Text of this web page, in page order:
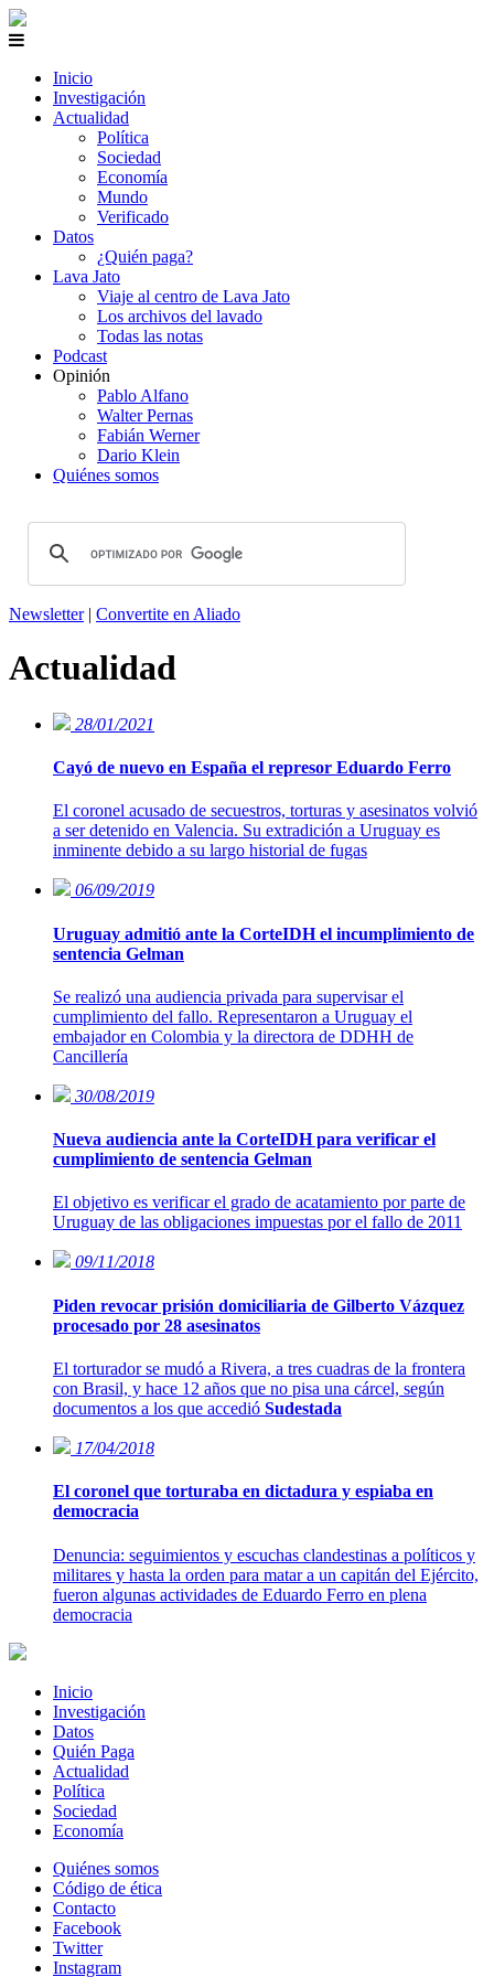
Inicio
Investigación
Actualidad
Política
Sociedad
Economía
Mundo
Verificado
Datos
¿Quién paga?
Lava Jato
Viaje al centro de Lava Jato
Los archivos del lavado
Todas las notas
Podcast
Opinión
Pablo Alfano
Walter Pernas
Fabián Werner
Dario Klein
Quiénes somos
Newsletter| Convertite en Aliado
Actualidad
28/01/2021
Cayó de nuevo en España el represor Eduardo Ferro
El coronel acusado de secuestros, torturas y asesinatos volvió
a ser detenido en Valencia. Su extradición a Uruguay es
inminente debido a su largo historial de fugas
06/09/2019
Uruguay admitió ante la CorteIDH el incumplimiento de
sentencia Gelman
Se realizó una audiencia privada para supervisar el
cumplimiento del fallo. Representaron a Uruguay el
embajador en Colombia y la directora de DDHH de
Cancillería
30/08/2019
Nueva audiencia ante la CorteIDH para verificar el
cumplimiento de sentencia Gelman
El objetivo es verificar el grado de acatamiento por parte de
Uruguay de las obligaciones impuestas por el fallo de 2011
09/11/2018
Piden revocar prisión domiciliaria de Gilberto Vázquez
procesado por 28 asesinatos
El torturador se mudó a Rivera, a tres cuadras de la frontera
con Brasil, y hace 12 años que no pisa una cárcel, según
documentos a los que accedió Sudestada
17/04/2018
El coronel que torturaba en dictadura y espiaba en
democracia
Denuncia: seguimientos y escuchas clandestinas a políticos y
militares y hasta la orden para matar a un capitán del Ejército,
fueron algunas actividades de Eduardo Ferro en plena
democracia
Inicio
Investigación
Datos
Quién Paga
Actualidad
Política
Sociedad
Economía
Quiénes somos
Código de ética
Contacto
Facebook
Twitter
Instagram